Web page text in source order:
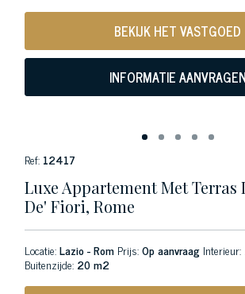
BEKIJK HET VASTGOED
INFORMATIE AANVRAGEN
Ref: 12417
Luxe Appartement Met Terras
De' Fiori, Rome
Locatie:Lazio - Rom Prijs:Op aanvraag Interieur:
Buitenzijde: 20 m2